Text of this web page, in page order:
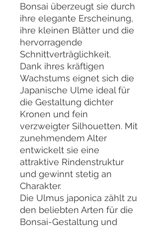
Bonsai überzeugt sie durch
ihre elegante Erscheinung,
ihre kleinen Blätter und die
hervorragende
Schnittverträglichkeit.
Dank ihres kräftigen
Wachstums eignet sich die
Japanische Ulme ideal für
die Gestaltung dichter
Kronen und fein
verzweigter Silhouetten. Mit
zunehmendem Alter
entwickelt sie eine
attraktive Rindenstruktur
und gewinnt stetig an
Charakter.
Die Ulmus japonica zählt zu
den beliebten Arten für die
Bonsai-Gestaltung und